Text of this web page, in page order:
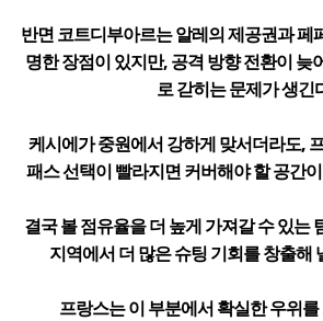
반면 코트디부아르는 알레의 제공권과 페
명한 장점이 있지만, 공격 방향 전환이 늦
로 갇히는 문제가 생긴
케시에가 중원에서 강하게 맞서더라도,
패스 선택이 빨라지면 커버해야 할 공간
결국 볼 점유율을 더 높게 가져갈 수 있는
지역에서 더 많은 슈팅 기회를 창출해
프랑스는 이 부분에서 확실한 우위